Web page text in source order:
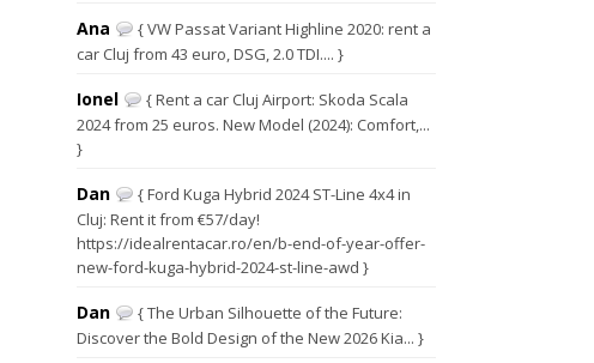
Ana
{ VW Passat Variant Highline 2020: rent a
car Cluj from 43 euro, DSG, 2.0 TDI.... }
Ionel
{ Rent a car Cluj Airport: Skoda Scala
2024 from 25 euros. New Model (2024): Comfort,...
}
Dan
{ Ford Kuga Hybrid 2024 ST-Line 4x4 in
Cluj: Rent it from €57/day!
https://idealrentacar.ro/en/b-end-of-year-offer-
new-ford-kuga-hybrid-2024-st-line-awd }
Dan
{ The Urban Silhouette of the Future:
Discover the Bold Design of the New 2026 Kia... }